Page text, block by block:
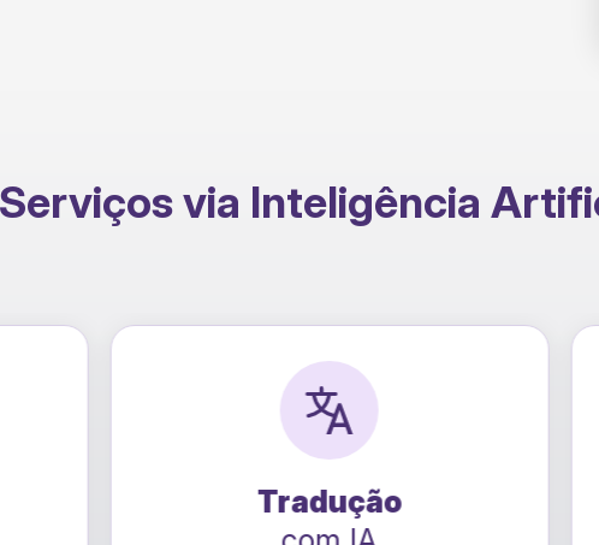
Serviços via Inteligência
Raio-X